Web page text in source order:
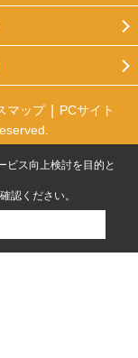
マップ
PCサイト
ビス向上検討を目的と
認ください。